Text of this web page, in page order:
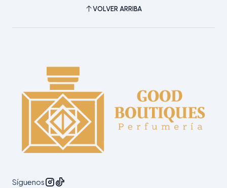
VOLVER ARRIBA
Síguenos